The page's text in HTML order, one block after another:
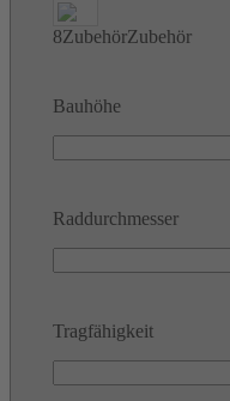
8ZubehörZubehör
Bauhöhe
Raddurchmesser
Tragfähigkeit